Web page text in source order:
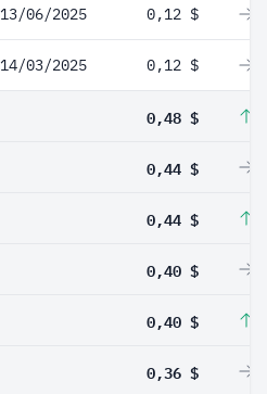
13/06/2025 0,12 $
14/03/2025 0,12 $
0,48 $
0,44 $
0,44 $
0,40 $
0,40 $
0,36 $